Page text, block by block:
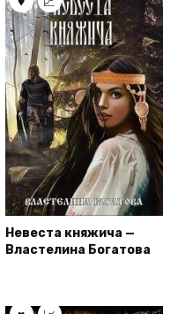
Невеста княжича —
Властелина Богатова